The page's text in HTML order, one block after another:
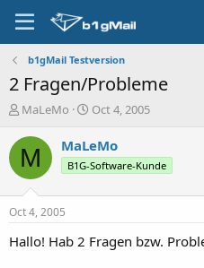
b1gMail Testversion
2 Fragen/Probleme
T
r
e
a
s
t
a
MaLeMo
S
a
r
t
e
Oct 4, 2005
M MaLeMo
B1G-Software-Kunde
Oct 4, 2005
Hallo! Hab 2 Fragen bzw.